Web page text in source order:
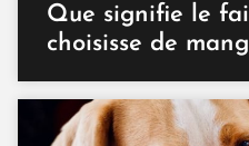
Que signifie le
choisisse de